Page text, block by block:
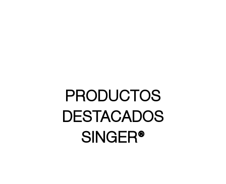
PRODUCTOS
DESTACADOS
SINGER®